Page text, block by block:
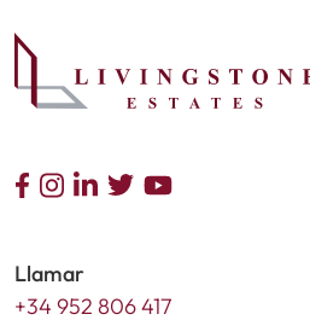
Llamar
+34 952 806 417